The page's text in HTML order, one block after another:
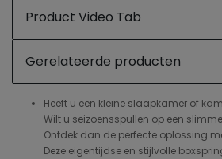
Product Video Tab
Gerelateerde producten
Heeft u een kleine slaapkamer of
Wilt u seizoensspullen op een
Ontdek dan de perfecte oplossing
Deze eigentijdse en stijlvolle